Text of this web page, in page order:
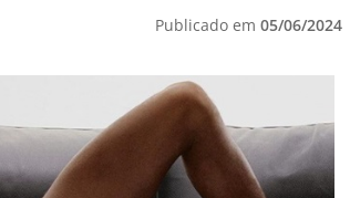
Publicado em 05/06/2024